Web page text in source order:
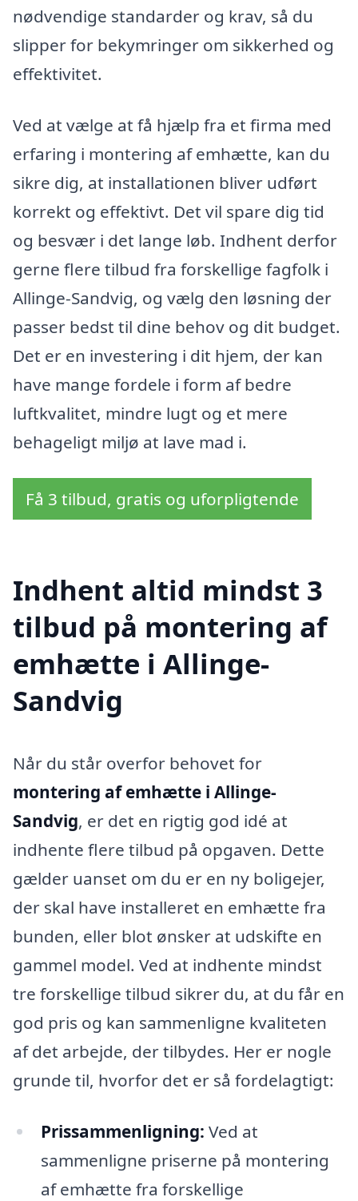
nødvendige standarder og krav, så du
slipper for bekymringer om sikkerhed og
effektivitet.
Ved at vælge at få hjælp fra et firma med
erfaring i montering af emhætte, kan du
sikre dig, at installationen bliver udført
korrekt og effektivt. Det vil spare dig tid
og besvær i det lange løb. Indhent derfor
gerne flere tilbud fra forskellige fagfolk i
Allinge-Sandvig, og vælg den løsning der
passer bedst til dine behov og dit budget.
Det er en investering i dit hjem, der kan
have mange fordele i form af bedre
luftkvalitet, mindre lugt og et mere
behageligt miljø at lave mad i.
Få 3 tilbud, gratis og uforpligtende
Indhent altid mindst 3
tilbud på montering af
emhætte i Allinge-
Sandvig
Når du står overfor behovet for
montering af emhætte i Allinge-
Sandvig, er det en rigtig god idé at
indhente flere tilbud på opgaven. Dette
gælder uanset om du er en ny boligejer,
der skal have installeret en emhætte fra
bunden, eller blot ønsker at udskifte en
gammel model. Ved at indhente mindst
tre forskellige tilbud sikrer du, at du får en
god pris og kan sammenligne kvaliteten
af det arbejde, der tilbydes. Her er nogle
grunde til, hvorfor det er så fordelagtigt:
Prissammenligning: Ved at
sammenligne priserne på montering
af emhætte fra forskellige